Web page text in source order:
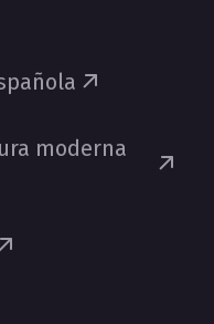
moderna